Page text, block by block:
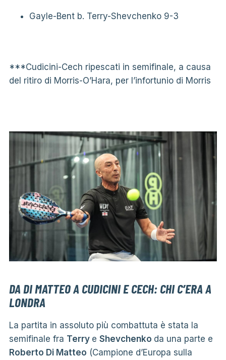
Gayle-Bent b. Terry-Shevchenko 9-3
***Cudicini-Cech ripescati in semifinale, a causa
del ritiro di Morris-O’Hara, per l’infortunio di Morris
DA DI MATTEO A CUDICINI E CECH: CHI C’ERA A
LONDRA
La partita in assoluto più combattuta è stata la
semifinale fra Terry e Shevchenko da una parte e
Roberto Di Matteo (Campione d’Europa sulla